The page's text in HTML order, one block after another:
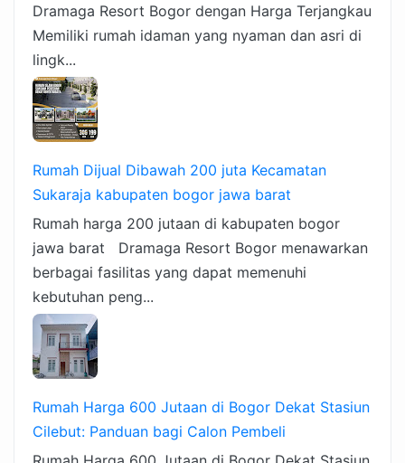
Dramaga Resort Bogor dengan Harga Terjangkau
Memiliki rumah idaman yang nyaman dan asri di
lingk...
Rumah Dijual Dibawah 200 juta Kecamatan
Sukaraja kabupaten bogor jawa barat
Rumah harga 200 jutaan di kabupaten bogor
jawa barat Dramaga Resort Bogor menawarkan
berbagai fasilitas yang dapat memenuhi
kebutuhan peng...
Rumah Harga 600 Jutaan di Bogor Dekat Stasiun
Cilebut: Panduan bagi Calon Pembeli